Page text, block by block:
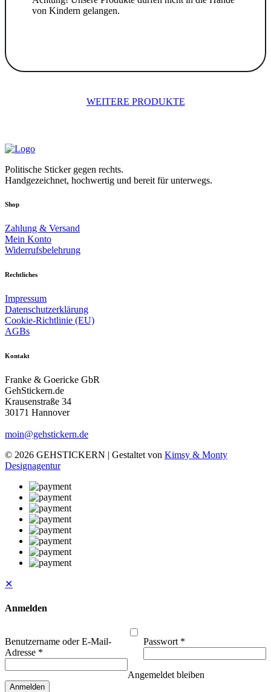
von Kindern gelangen.
WEITERE PRODUKTE
Politische Sticker gegen rechts.
Handgezeichnet, hochwertig und bereit für unterwegs.
Shop
Zahlung & Versand
Mein Konto
Widerrufsbelehrung
Rechtliches
Impressum
Datenschutzerklärung
Cookie-Richtlinie (EU)
AGBs
Kontakt
Franke & Goericke GbR
GehStickern.de
Krausenstraße 34
30171 Hannover
moin@gehstickern.de
© 2026 GEHSTICKERN | Gestaltet von Kimsy & Monty
Designagentur
✕
Anmelden
Benutzername oder E-Mail-
Adresse *
Passwort *
Angemeldet bleiben
Anmelden